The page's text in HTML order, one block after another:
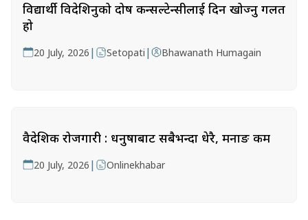
विद्यार्थी विदेशिनुको दोष कन्सल्टेन्सीलाई दिन खोज्नु गलत
हो
20 July, 2026 | Setopati | Bhawanath Humagain
वैदेशिक रोजगारी : धनुषाबाट सबैभन्दा धेरै, मनाङ कम
20 July, 2026 | Onlinekhabar